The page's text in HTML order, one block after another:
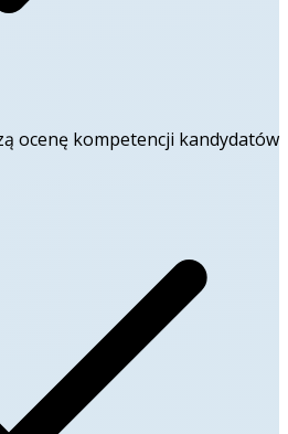
ocenę kompetencji kandydatów